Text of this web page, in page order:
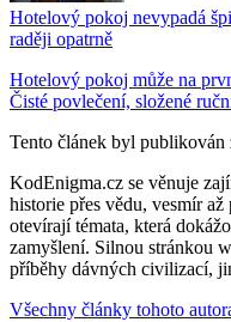
Hotelový pokoj nevypadá
raději opatrně
Hotelový pokoj může na
Čisté povlečení, složené
Tento článek byl publikován
KodEnigma.cz se věnuje
historie přes vědu, vesmír
otevírají témata, která
zamyšlení. Silnou stránkou
příběhy dávných civilizací,
Všechny články tohoto